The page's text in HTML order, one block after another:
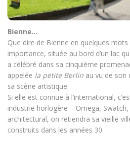
Bienne…
Que dire de Bienne en quelques
importance, située au bord d’un lac
a célébré dans sa cinquième
appelée la petite Berlin au vu de son
sa scène artistique.
Si elle est connue à l’international,
industrie horlogère – Omega,
architectural, on retiendra sa vieille
construits dans les années 30.